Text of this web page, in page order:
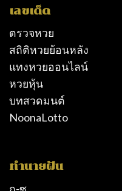
เลขเด็ด
ตรวจหวย
สถิติหวยย้อนหลัง
แทงหวยออนไลน์
หวยหุ้น
บทสวดมนต์
NoonaLotto
ทำนายฝัน